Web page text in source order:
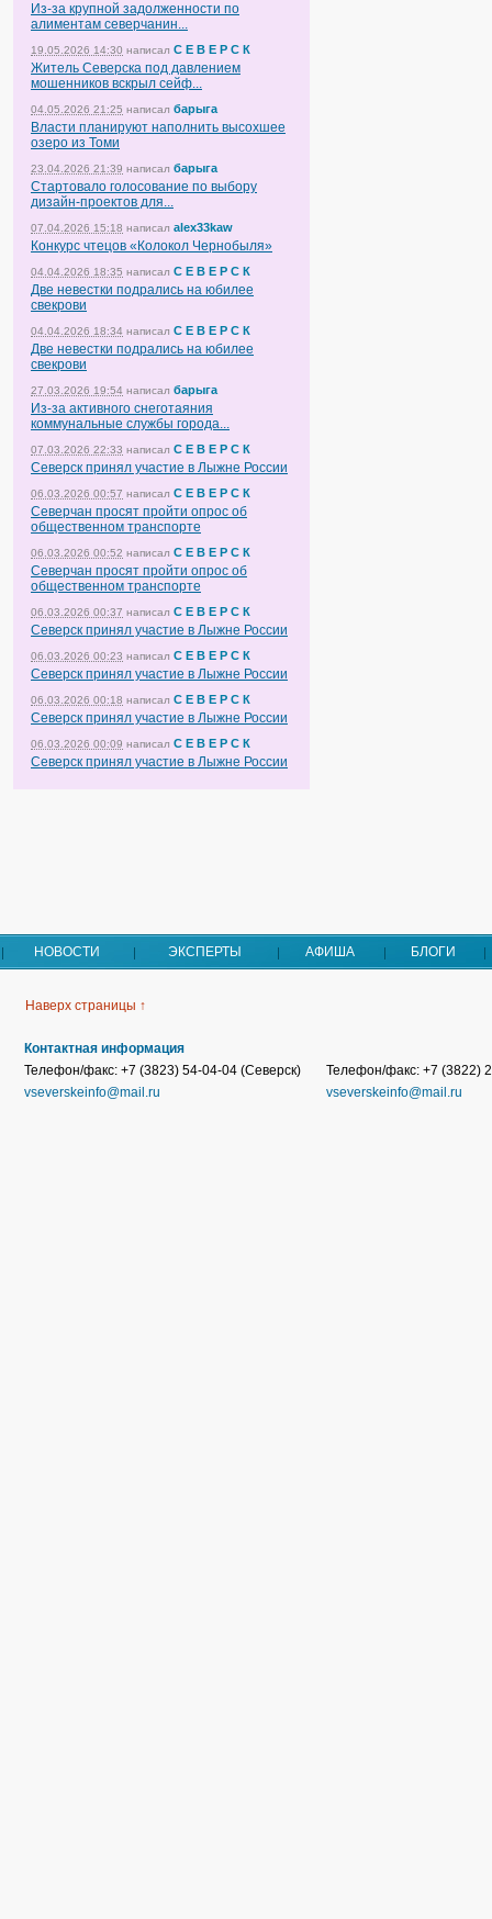
Из-за крупной задолженности по
алиментам северчанин...
19.05.2026 14:30 написал С Е В Е Р С К
Житель Северска под давлением
мошенников вскрыл сейф...
04.05.2026 21:25 написал барыга
Власти планируют наполнить высохшее
озеро из Томи
23.04.2026 21:39 написал барыга
Стартовало голосование по выбору
дизайн-проектов для...
07.04.2026 15:18 написал alex33kaw
Конкурс чтецов «Колокол Чернобыля»
04.04.2026 18:35 написал С Е В Е Р С К
Две невестки подрались на юбилее
свекрови
04.04.2026 18:34 написал С Е В Е Р С К
Две невестки подрались на юбилее
свекрови
27.03.2026 19:54 написал барыга
Из-за активного снеготаяния
коммунальные службы города...
07.03.2026 22:33 написал С Е В Е Р С К
Северск принял участие в Лыжне России
06.03.2026 00:57 написал С Е В Е Р С К
Северчан просят пройти опрос об
общественном транспорте
06.03.2026 00:52 написал С Е В Е Р С К
Северчан просят пройти опрос об
общественном транспорте
06.03.2026 00:37 написал С Е В Е Р С К
Северск принял участие в Лыжне России
06.03.2026 00:23 написал С Е В Е Р С К
Северск принял участие в Лыжне России
06.03.2026 00:18 написал С Е В Е Р С К
Северск принял участие в Лыжне России
06.03.2026 00:09 написал С Е В Е Р С К
Северск принял участие в Лыжне России
НОВОСТИ ЭКСПЕРТЫ АФИША БЛОГИ
Наверх страницы ↑
Контактная информация
Телефон/факс: +7 (3823) 54-04-04 (Северск)
vseverskeinfo@mail.ru
Телефон/факс: +7 (3822)
vseverskeinfo@mail.ru